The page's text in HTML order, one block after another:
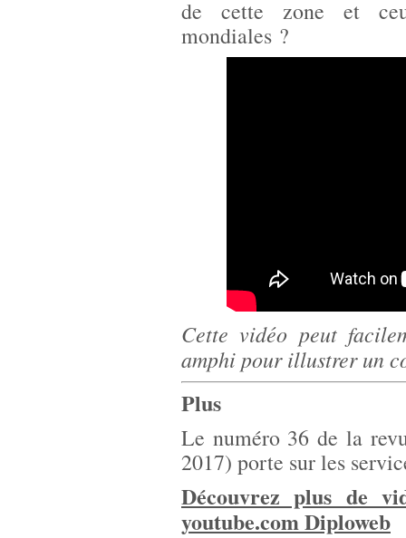
de cette zone et
mondiales ?
Cette vidéo peut
amphi pour illustrer un
Plus
Le numéro 36 de la
2017) porte sur les
Découvrez plus de
youtube.com Diploweb